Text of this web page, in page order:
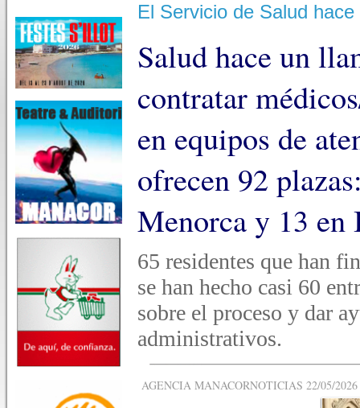
El Servicio de Salud
Salud hace un
contratar
en equipos de
ofrecen 92
Menorca y 13 en
65 residentes que han
se han hecho casi 60
sobre el proceso y dar
administrativos.
AGENCIA MANACORNOTICIAS 22/05/